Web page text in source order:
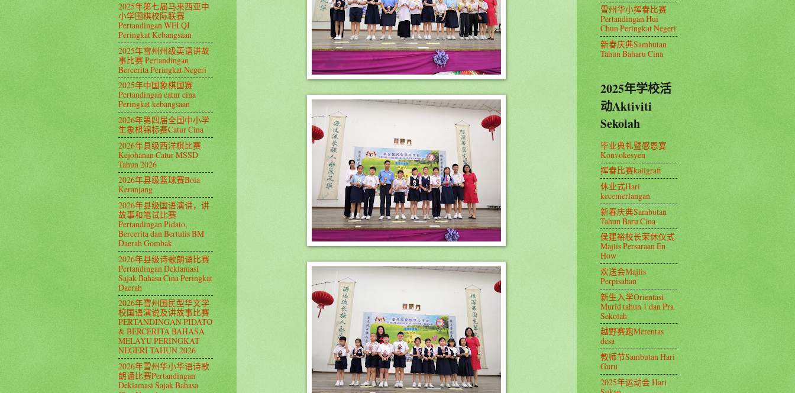
2025年第七届马来西亚中
小学围棋校际联赛
Pertandingan WEI QI
Peringkat Kebangsaan
2025年雪州州级英语讲故
事比赛 Pertandingan
Bercerita Peringkat Negeri
2025年中国象棋国赛
Pertandingan catur cina
Peringkat kebangsaan
2026年第四届全国中小学
生象棋锦标赛Catur Cina
2026年县级西洋棋比赛
Kejohanan Catur MSSD
Tahun 2026
2026年县级篮球赛Bola
Keranjang
2026年县级国语演讲，讲
故事和笔试比赛
Pertandingan Pidato,
Bercerita dan Bertulis BM
Daerah Gombak
2026年县级诗歌朗诵比赛
Pertandingan Deklamasi
Sajak Bahasa Cina Peringkat
Daerah
2026年雪州国民型华文学
校国语演说及讲故事比赛
PERTANDINGAN PIDATO
& BERCERITA BAHASA
MELAYU PERINGKAT
NEGERI TAHUN 2026
2026年雪州华小华语诗歌
朗诵比赛Pertandingan
Deklamasi Sajak Bahasa
雪州华小挥春比赛
Pertandingan Hui
Chun Peringkat Negeri
新春庆典Sambutan
Tahun Baharu Cina
2025年学校活
动Aktiviti
Sekolah
毕业典礼暨感恩宴
Konvokesyen
挥春比赛kaligrafi
休业式Hari
kecemerlangan
新春庆典Sambutan
Tahun Baru Cina
侯建裕校长荣休仪式
Majlis Persaraan En
How
欢送会Majlis
Perpisahan
新生入学Orientasi
Murid tahun 1 dan Pra
Sekolah
越野赛跑Merentas
desa
教师节Sambutan Hari
Guru
2025年运动会 Hari